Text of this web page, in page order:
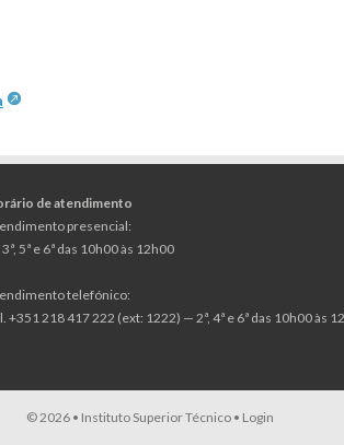
de atendimento
presencial:
3ª, 5ª e 6ª das 10h00 às 12h00
telefónico:
+351 218 417 222 (ext: 1222) — 2ª, 4ª e 6ª das 10h00 às
© 2026 • Instituto Superior Técnico • Login